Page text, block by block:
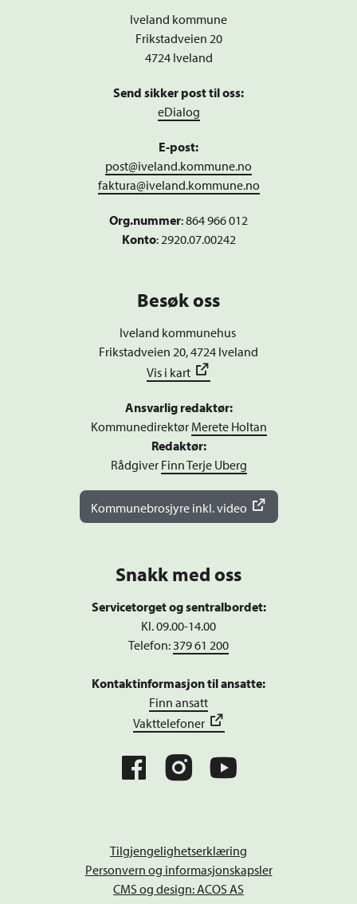
Iveland kommune
Frikstadveien 20
4724 Iveland
Send sikker post til oss:
eDialog
E-post:
post@iveland.kommune.no
faktura@iveland.kommune.no
Org.nummer:864 966 012
Konto: 2920.07.00242
Besøk oss
Iveland kommunehus
Frikstadveien 20, 4724 Iveland
Vis i kart
Ansvarlig redaktør:
Kommunedirektør Merete Holtan
Redaktør:
Rådgiver Finn Terje Uberg
Kommunebrosjyre inkl. video
Snakk med oss
Servicetorget og sentralbordet:
Kl. 09.00-14.00
Telefon:379 61 200
Kontaktinformasjon til ansatte:
Finn ansatt
Vakttelefoner
Tilgjengelighetserklæring
Personvern og informasjonskapsler
CMS og design: ACOS AS